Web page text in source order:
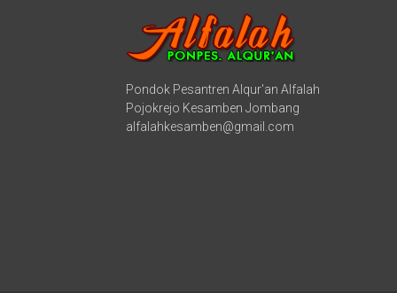
Pondok Pesantren Alqur'an Alfalah
Pojokrejo Kesamben Jombang
alfalahkesamben@gmail.com